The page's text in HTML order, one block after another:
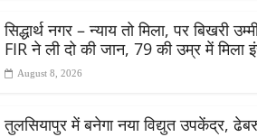
सिद्धार्थ नगर – न्याय तो मिला, पर
FIR ने ली दो की जान, 79 की उम्र में मिला
August 8, 2026
तुलसियापुर में बनेगा नया विद्युत उपकेंद्र,